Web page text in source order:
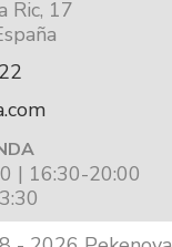
Ric, 17
| 16:30-20:00